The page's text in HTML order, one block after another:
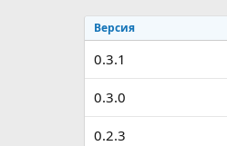
р
Версия
0.3.1
0.3.0
0.2.3